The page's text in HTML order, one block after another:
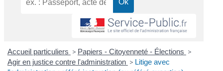
Accueil particuliers > Papiers - Citoyenneté - Élections >
Agir en justice contre l'administration > Litige avec